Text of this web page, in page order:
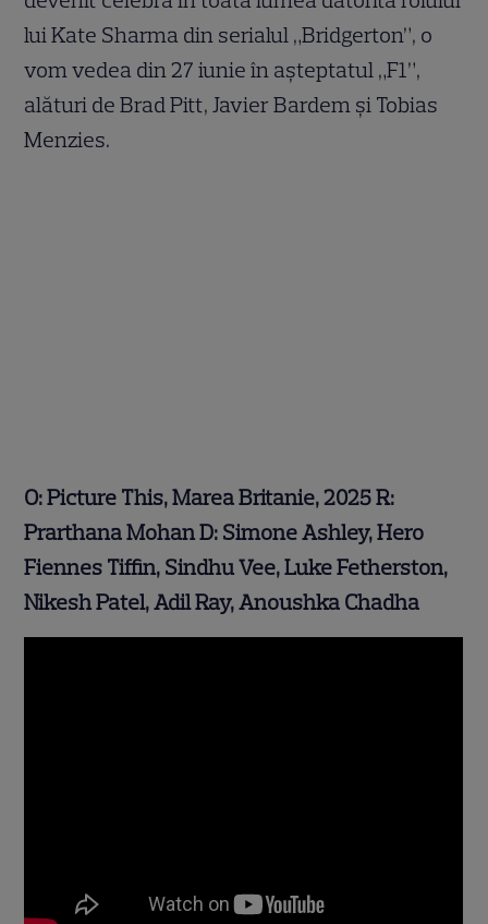
lui Kate Sharma din serialul „Bridgerton”, o
vom vedea din 27 iunie în așteptatul „F1”,
alături de Brad Pitt, Javier Bardem și Tobias
Menzies.
O: Picture This, Marea Britanie, 2025 R:
Prarthana Mohan D: Simone Ashley, Hero
Fiennes Tiffin, Sindhu Vee, Luke Fetherston,
Nikesh Patel, Adil Ray, Anoushka Chadha